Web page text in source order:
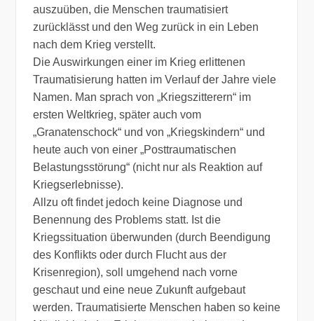
auszuüben, die Menschen traumatisiert
zurücklässt und den Weg zurück in ein Leben
nach dem Krieg verstellt.
Die Auswirkungen einer im Krieg erlittenen
Traumatisierung hatten im Verlauf der Jahre viele
Namen. Man sprach von „Kriegszitterern“ im
ersten Weltkrieg, später auch vom
„Granatenschock“ und von „Kriegskindern“ und
heute auch von einer „Posttraumatischen
Belastungsstörung“ (nicht nur als Reaktion auf
Kriegserlebnisse).
Allzu oft findet jedoch keine Diagnose und
Benennung des Problems statt. Ist die
Kriegssituation überwunden (durch Beendigung
des Konflikts oder durch Flucht aus der
Krisenregion), soll umgehend nach vorne
geschaut und eine neue Zukunft aufgebaut
werden. Traumatisierte Menschen haben so keine